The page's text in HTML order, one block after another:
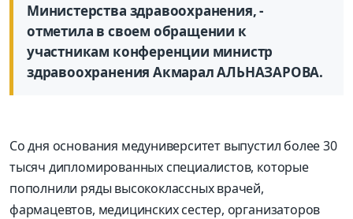
Министерства здравоохранения, -
отметила в своем обращении к
участникам конференции министр
здравоохранения Акмарал АЛЬНАЗАРОВА.
Со дня основания медуниверситет выпустил более 30
тысяч дипломированных специалистов, которые
пополнили ряды высококлассных врачей,
фармацевтов, медицинских сестер, организаторов